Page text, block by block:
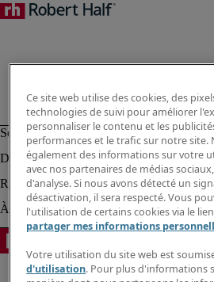
Ce site web utilise des cookies, des
technologies de suivi pour améliorer
personnaliser le contenu et les
performances et le trafic sur notre site.
également des informations sur votre
avec nos partenaires de médias
d'analyse. Si nous avons détecté un
désactivation, il sera respecté. Vous
l'utilisation de certains cookies via le lien
partager mes informations
Votre utilisation du site web est
d'utilisation. Pour plus d'informations